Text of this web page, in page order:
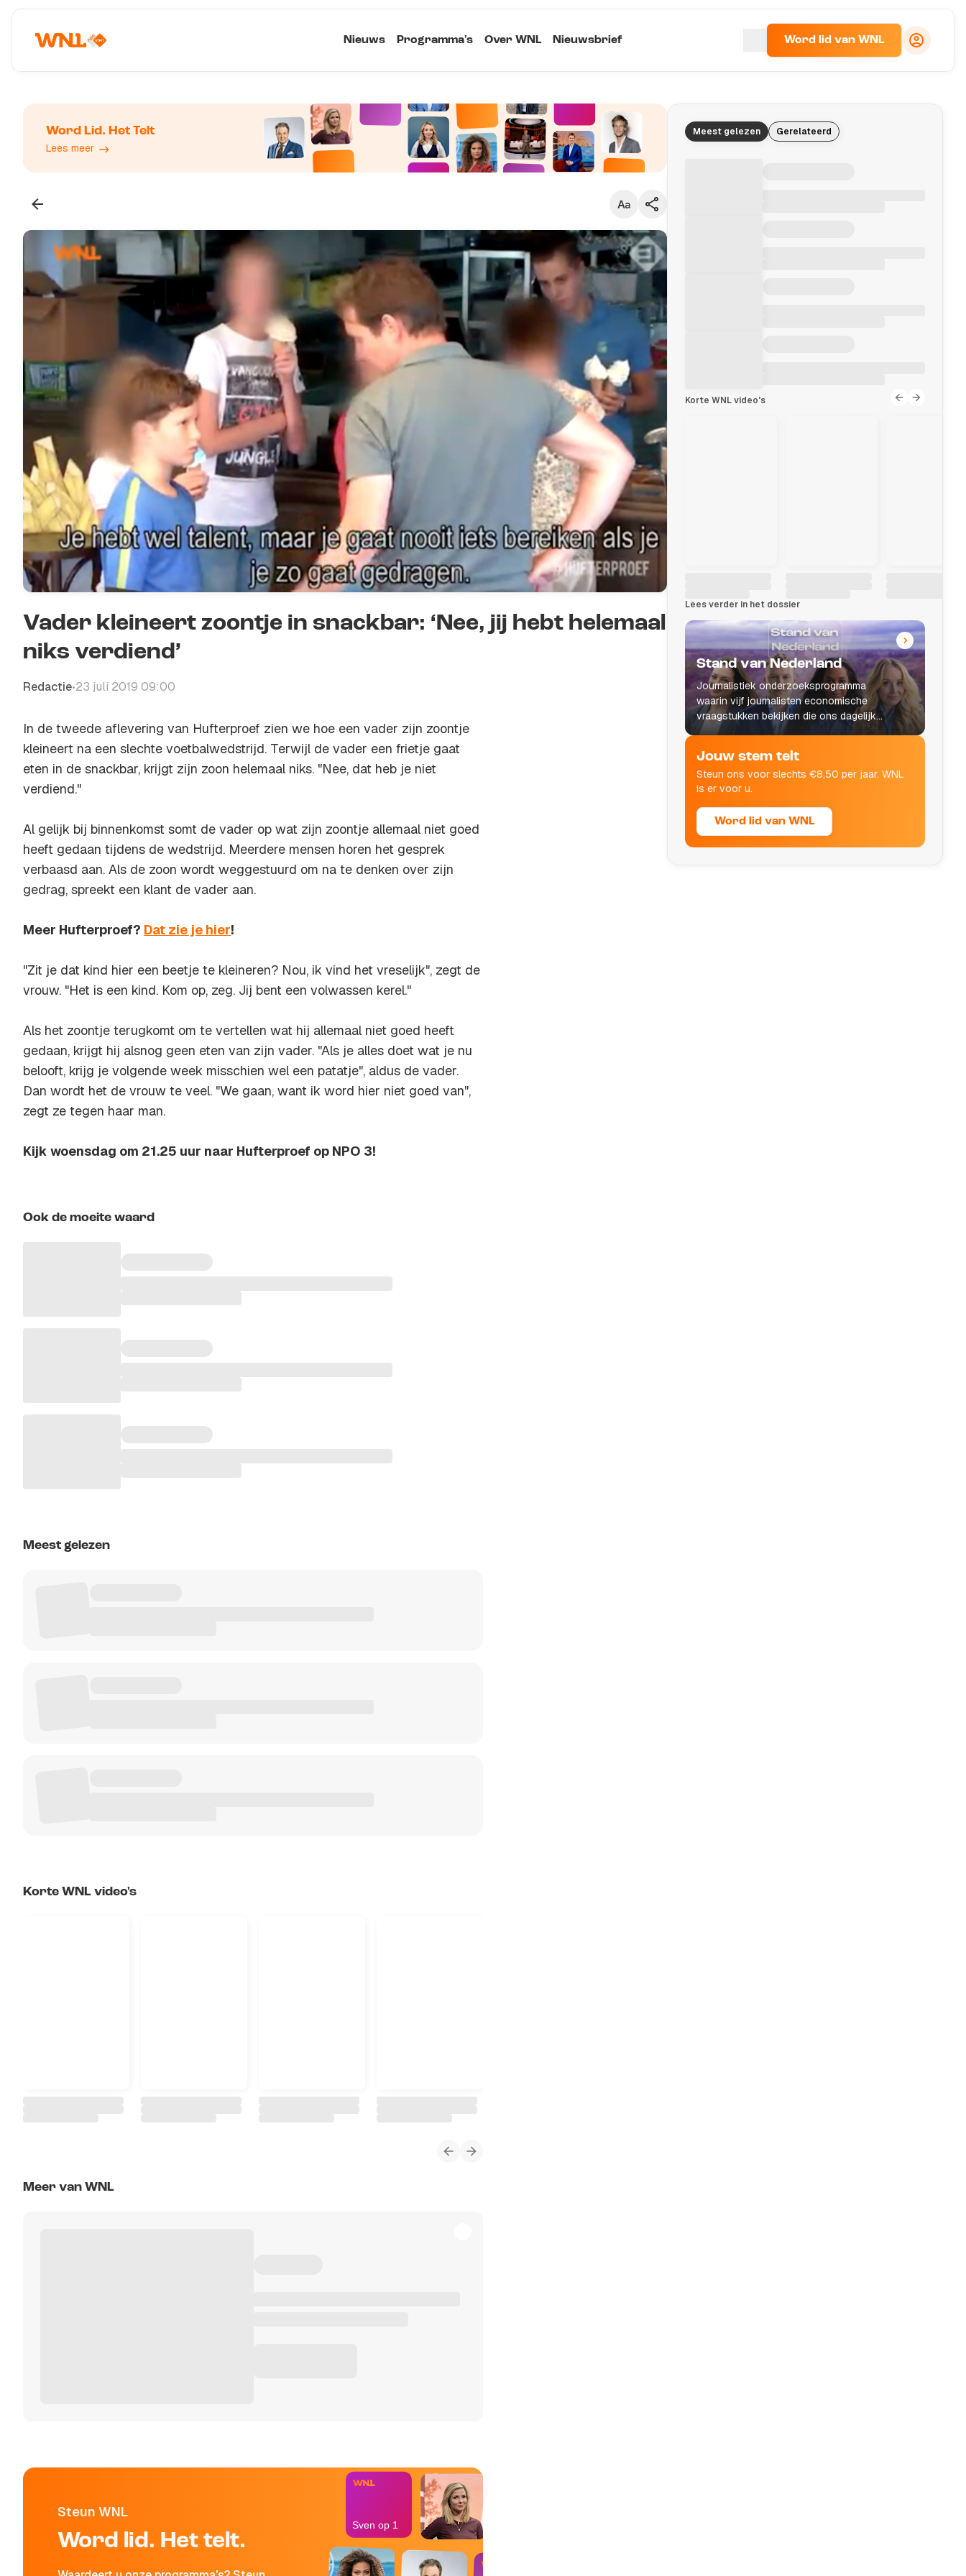
Nieuws Programma's Over WNL Nieuwsbrief Word lid van WNL
Word Lid. Het Telt
Lees meer
Klein
Groot
Kopieer link
Vader kleineert zoontje in snackbar: ‘Nee, jij hebt helemaal
niks verdiend’
Redactie•23 juli 2019 09:00
In de tweede aflevering van Hufterproef zien we hoe een vader zijn zoontje
kleineert na een slechte voetbalwedstrijd. Terwijl de vader een frietje gaat
eten in de snackbar, krijgt zijn zoon helemaal niks. "Nee, dat heb je niet
verdiend."
Al gelijk bij binnenkomst somt de vader op wat zijn zoontje allemaal niet goed
heeft gedaan tijdens de wedstrijd. Meerdere mensen horen het gesprek
verbaasd aan. Als de zoon wordt weggestuurd om na te denken over zijn
gedrag, spreekt een klant de vader aan.
Meer Hufterproef? Dat zie je hier!
"Zit je dat kind hier een beetje te kleineren? Nou, ik vind het vreselijk", zegt de
vrouw. "Het is een kind. Kom op, zeg. Jij bent een volwassen kerel."
Als het zoontje terugkomt om te vertellen wat hij allemaal niet goed heeft
gedaan, krijgt hij alsnog geen eten van zijn vader. "Als je alles doet wat je nu
belooft, krijg je volgende week misschien wel een patatje", aldus de vader.
Dan wordt het de vrouw te veel. "We gaan, want ik word hier niet goed van",
zegt ze tegen haar man.
Kijk woensdag om 21.25 uur naar Hufterproef op NPO 3!
Ook de moeite waard
Meest gelezen
Korte WNL video's
Meer van WNL
Steun WNL
Word lid. Het telt.
Sven op 1
Meest gelezen Gerelateerd
Korte WNL video's
Lees verder in het dossier
Stand van Nederland
Journalistiek onderzoeksprogramma
waarin vijf journalisten economische
vraagstukken bekijken die ons dagelijks
leven raken.
Jouw stem telt
Steun ons voor slechts €8,50 per jaar. WNL
is er voor u.
Word lid van WNL